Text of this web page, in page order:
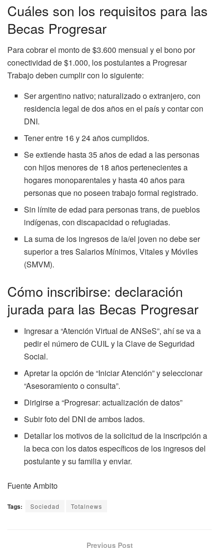
Cuáles son los requisitos para las
Becas Progresar
Para cobrar el monto de $3.600 mensual y el bono por
conectividad de $1.000, los postulantes a Progresar
Trabajo deben cumplir con lo siguiente:
Ser argentino nativo; naturalizado o extranjero, con
residencia legal de dos años en el país y contar con
DNI.
Tener entre 16 y 24 años cumplidos.
Se extiende hasta 35 años de edad a las personas
con hijos menores de 18 años pertenecientes a
hogares monoparentales y hasta 40 años para
personas que no poseen trabajo formal registrado.
Sin límite de edad para personas trans, de pueblos
indígenas, con discapacidad o refugiadas.
La suma de los ingresos de la/el joven no debe ser
superior a tres Salarios Mínimos, Vitales y Móviles
(SMVM).
Cómo inscribirse: declaración
jurada para las Becas Progresar
Ingresar a “Atención Virtual de ANSeS”, ahí se va a
pedir el número de CUIL y la Clave de Seguridad
Social.
Apretar la opción de “Iniciar Atención” y seleccionar
“Asesoramiento o consulta”.
Dirigirse a “Progresar: actualización de datos”
Subir foto del DNI de ambos lados.
Detallar los motivos de la solicitud de la inscripción a
la beca con los datos específicos de los ingresos del
postulante y su familia y enviar.
Fuente Ambito
Tags: Sociedad Totalnews
Previous Post